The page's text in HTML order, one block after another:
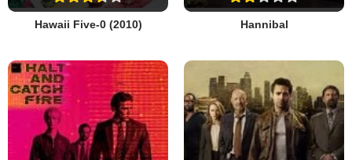
Hawaii Five-0 (2010) Hannibal